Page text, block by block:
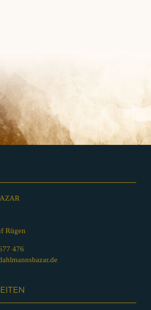
Rügen
476